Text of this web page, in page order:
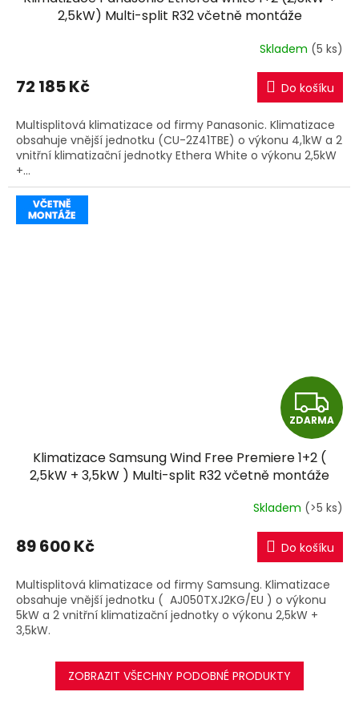
A
R
M
A
2,5kW) Multi-split R32 včetně montáže
Skladem (5 ks)
72 185 Kč Do košíku
Multisplitová klimatizace od firmy Panasonic. Klimatizace
obsahuje vnější jednotku (CU-2Z41TBE) o výkonu 4,1kW a 2
vnitřní klimatizační jednotky Ethera White o výkonu 2,5kW
+...
Z
D
A
R
M
A
ZDARMA
Klimatizace Samsung Wind Free Premiere 1+2 (
2,5kW + 3,5kW ) Multi-split R32 včetně montáže
Skladem (>5 ks)
89 600 Kč Do košíku
Multisplitová klimatizace od firmy Samsung. Klimatizace
obsahuje vnější jednotku ( AJ050TXJ2KG/EU ) o výkonu
5kW a 2 vnitřní klimatizační jednotky o výkonu 2,5kW +
3,5kW.
ZOBRAZIT VŠECHNY PODOBNÉ PRODUKTY